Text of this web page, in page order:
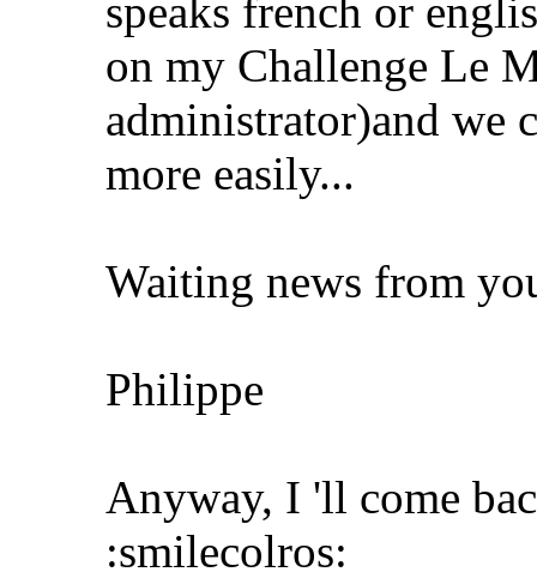
speaks french or
on my Challenge Le
administrator)and we
more easily...
Waiting news from
Philippe
Anyway, I 'll come
:smilecolros: